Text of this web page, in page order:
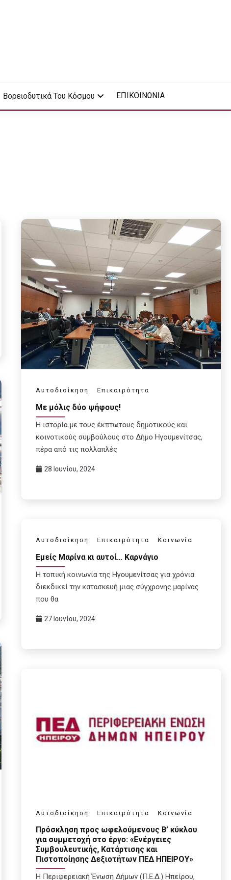
Βορειοδυτικά Του Κόσμου ΕΠΙΚΟΙΝΩΝΙΑ
Αυτοδιοίκηση Επικαιρότητα
Με μόλις δύο ψήφους!
Η ιστορία με τους έκπτωτους δημοτικούς και
κοινοτικούς συμβούλους στο Δήμο Ηγουμενίτσας,
πέρα από τις πολλαπλές
28 Ιουνίου, 2024
Αυτοδιοίκηση Επικαιρότητα Κοινωνία
Εμείς Μαρίνα κι αυτοί… Καρνάγιο
Η τοπική κοινωνία της Ηγουμενίτσας για χρόνια
διεκδικεί την κατασκευή μιας σύγχρονης μαρίνας
που θα
27 Ιουνίου, 2024
Αυτοδιοίκηση Επικαιρότητα Κοινωνία
Πρόσκληση προς ωφελούμενους Β’ κύκλου
για συμμετοχή στο έργο: «Ενέργειες
Συμβουλευτικής, Κατάρτισης και
Πιστοποίησης Δεξιοτήτων ΠΕΔ ΗΠΕΙΡΟΥ»
Η Περιφερειακή Ένωση Δήμων (Π.Ε.Δ.) Ηπείρου,